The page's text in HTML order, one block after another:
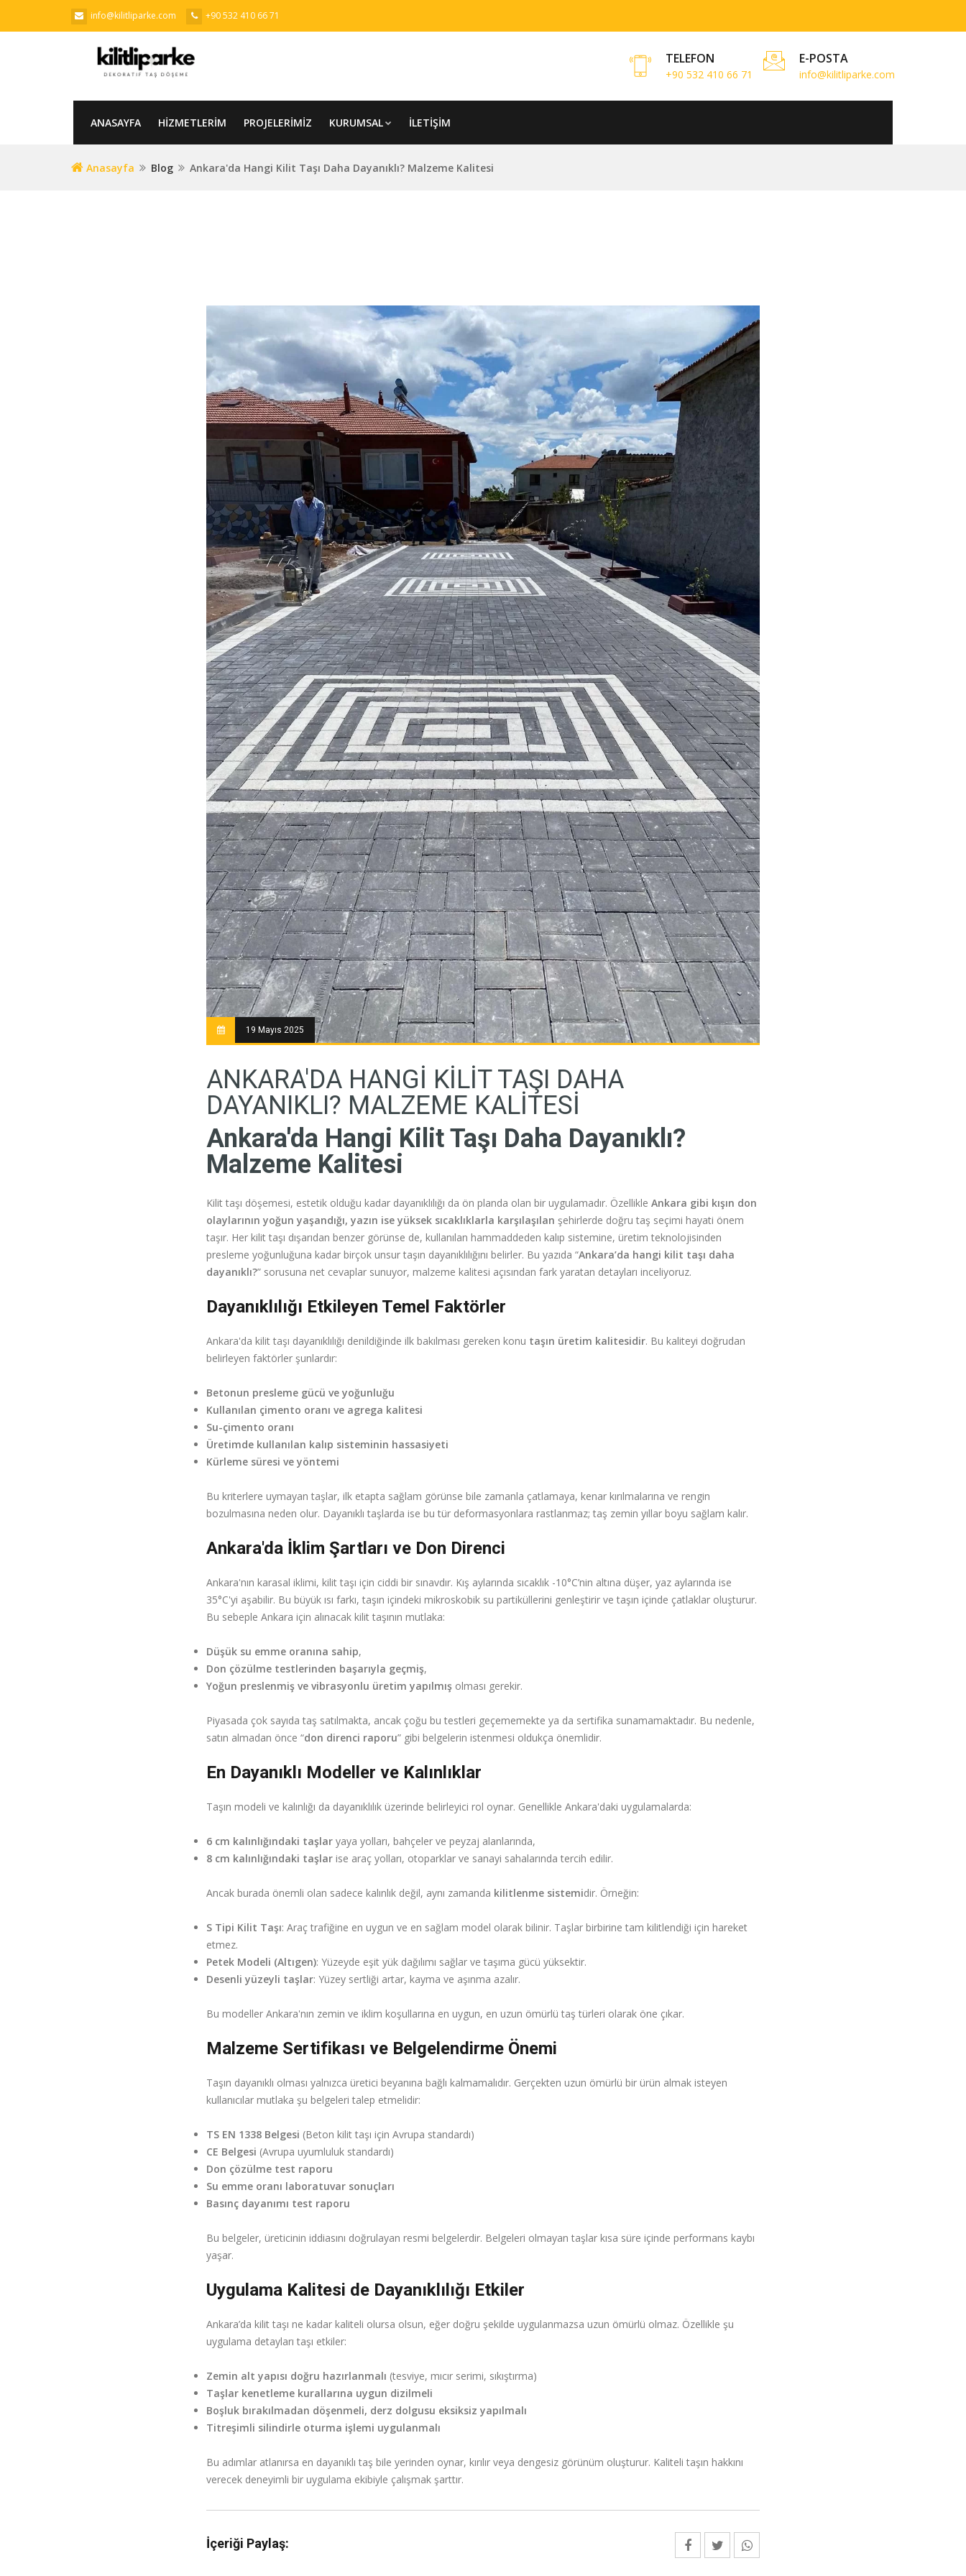
info@kilitliparke.com +90 532 410 66 71
TELEFON
+90 532 410 66 71
E-POSTA
info@kilitliparke.com
ANASAYFA HIZMETLERIM PROJELERIMIZ KURUMSAL İLETIŞIM
Anasayfa Blog Ankara'da Hangi Kilit Taşı Daha Dayanıklı? Malzeme Kalitesi
ANKARA'DA HANGI KILIT TAŞI DAHA
DAYANIKLI? MALZEME KALITESI
19 Mayıs 2025
Ankara'da Hangi Kilit Taşı Daha Dayanıklı?
Malzeme Kalitesi
Kilit taşı döşemesi, estetik olduğu kadar dayanıklılığı da ön planda olan bir uygulamadır. Özellikle Ankara gibi kışın don
olaylarının yoğun yaşandığı, yazın ise yüksek sıcaklıklarla karşılaşılan şehirlerde doğru taş seçimi hayati önem
taşır. Her kilit taşı dışarıdan benzer görünse de, kullanılan hammaddeden kalıp sistemine, üretim teknolojisinden
presleme yoğunluğuna kadar birçok unsur taşın dayanıklılığını belirler. Bu yazıda “Ankara’da hangi kilit taşı daha
dayanıklı?” sorusuna net cevaplar sunuyor, malzeme kalitesi açısından fark yaratan detayları inceliyoruz.
Dayanıklılığı Etkileyen Temel Faktörler
Ankara'da kilit taşı dayanıklılığı denildiğinde ilk bakılması gereken konu taşın üretim kalitesidir. Bu kaliteyi doğrudan
belirleyen faktörler şunlardır:
Betonun presleme gücü ve yoğunluğu
Kullanılan çimento oranı ve agrega kalitesi
Su-çimento oranı
Üretimde kullanılan kalıp sisteminin hassasiyeti
Kürleme süresi ve yöntemi
Bu kriterlere uymayan taşlar, ilk etapta sağlam görünse bile zamanla çatlamaya, kenar kırılmalarına ve rengin
bozulmasına neden olur. Dayanıklı taşlarda ise bu tür deformasyonlara rastlanmaz; taş zemin yıllar boyu sağlam kalır.
Ankara'da İklim Şartları ve Don Direnci
Ankara'nın karasal iklimi, kilit taşı için ciddi bir sınavdır. Kış aylarında sıcaklık -10°C’nin altına düşer, yaz aylarında ise
35°C'yi aşabilir. Bu büyük ısı farkı, taşın içindeki mikroskobik su partiküllerini genleştirir ve taşın içinde çatlaklar oluşturur.
Bu sebeple Ankara için alınacak kilit taşının mutlaka:
Düşük su emme oranına sahip,
Don çözülme testlerinden başarıyla geçmiş,
Yoğun preslenmiş ve vibrasyonlu üretim yapılmış olması gerekir.
Piyasada çok sayıda taş satılmakta, ancak çoğu bu testleri geçememekte ya da sertifika sunamamaktadır. Bu nedenle,
satın almadan önce “don direnci raporu” gibi belgelerin istenmesi oldukça önemlidir.
En Dayanıklı Modeller ve Kalınlıklar
Taşın modeli ve kalınlığı da dayanıklılık üzerinde belirleyici rol oynar. Genellikle Ankara'daki uygulamalarda:
6 cm kalınlığındaki taşlar yaya yolları, bahçeler ve peyzaj alanlarında,
8 cm kalınlığındaki taşlar ise araç yolları, otoparklar ve sanayi sahalarında tercih edilir.
Ancak burada önemli olan sadece kalınlık değil, aynı zamanda kilitlenme sistemidir. Örneğin:
S Tipi Kilit Taşı: Araç trafiğine en uygun ve en sağlam model olarak bilinir. Taşlar birbirine tam kilitlendiği için hareket
etmez.
Petek Modeli (Altıgen): Yüzeyde eşit yük dağılımı sağlar ve taşıma gücü yüksektir.
Desenli yüzeyli taşlar: Yüzey sertliği artar, kayma ve aşınma azalır.
Bu modeller Ankara'nın zemin ve iklim koşullarına en uygun, en uzun ömürlü taş türleri olarak öne çıkar.
Malzeme Sertifikası ve Belgelendirme Önemi
Taşın dayanıklı olması yalnızca üretici beyanına bağlı kalmamalıdır. Gerçekten uzun ömürlü bir ürün almak isteyen
kullanıcılar mutlaka şu belgeleri talep etmelidir:
TS EN 1338 Belgesi (Beton kilit taşı için Avrupa standardı)
CE Belgesi (Avrupa uyumluluk standardı)
Don çözülme test raporu
Su emme oranı laboratuvar sonuçları
Basınç dayanımı test raporu
Bu belgeler, üreticinin iddiasını doğrulayan resmi belgelerdir. Belgeleri olmayan taşlar kısa süre içinde performans kaybı
yaşar.
Uygulama Kalitesi de Dayanıklılığı Etkiler
Ankara’da kilit taşı ne kadar kaliteli olursa olsun, eğer doğru şekilde uygulanmazsa uzun ömürlü olmaz. Özellikle şu
uygulama detayları taşı etkiler:
Zemin alt yapısı doğru hazırlanmalı (tesviye, mıcır serimi, sıkıştırma)
Taşlar kenetleme kurallarına uygun dizilmeli
Boşluk bırakılmadan döşenmeli, derz dolgusu eksiksiz yapılmalı
Titreşimli silindirle oturma işlemi uygulanmalı
Bu adımlar atlanırsa en dayanıklı taş bile yerinden oynar, kırılır veya dengesiz görünüm oluşturur. Kaliteli taşın hakkını
verecek deneyimli bir uygulama ekibiyle çalışmak şarttır.
İçeriği Paylaş: